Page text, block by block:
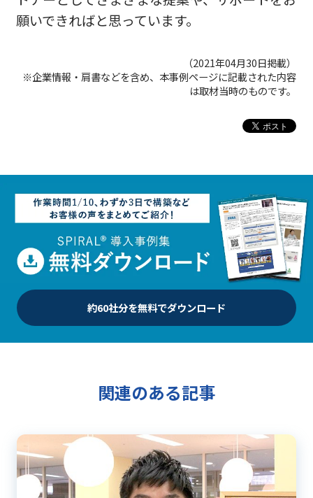
願いできればと思っています。
（2021年04月30日掲載）
※企業情報・肩書などを含め、本事例ページに記載された内容
は取材当時のものです。
約60社分を無料でダウンロード
関連のある記事